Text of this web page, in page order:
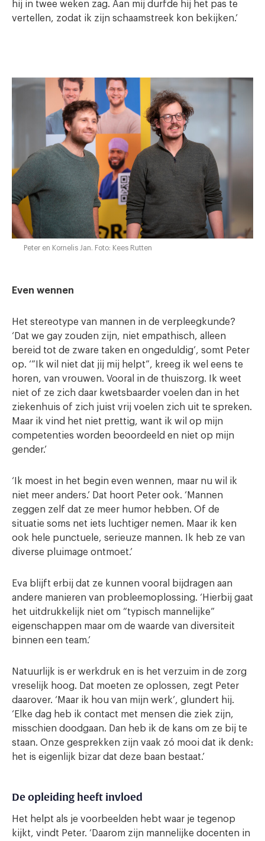
hij in twee weken zag. Aan mij durfde hij het pas te
vertellen, zodat ik zijn schaamstreek kon bekijken.’
Peter en Kornelis Jan. Foto: Kees Rutten
Even wennen
Het stereotype van mannen in de verpleegkunde?
‘Dat we gay zouden zijn, niet empathisch, alleen
bereid tot de zware taken en ongeduldig’, somt Peter
op. ‘”Ik wil niet dat jij mij helpt”, kreeg ik wel eens te
horen, van vrouwen. Vooral in de thuiszorg. Ik weet
niet of ze zich daar kwetsbaarder voelen dan in het
ziekenhuis of zich juist vrij voelen zich uit te spreken.
Maar ik vind het niet prettig, want ik wil op mijn
competenties worden beoordeeld en niet op mijn
gender.’
‘Ik moest in het begin even wennen, maar nu wil ik
niet meer anders.’ Dat hoort Peter ook. ‘Mannen
zeggen zelf dat ze meer humor hebben. Of de
situatie soms net iets luchtiger nemen. Maar ik ken
ook hele punctuele, serieuze mannen. Ik heb ze van
diverse pluimage ontmoet.’
Eva blijft erbij dat ze kunnen vooral bijdragen aan
andere manieren van probleemoplossing. ‘Hierbij gaat
het uitdrukkelijk niet om “typisch mannelijke”
eigenschappen maar om de waarde van diversiteit
binnen een team.’
Natuurlijk is er werkdruk en is het verzuim in de zorg
vreselijk hoog. Dat moeten ze oplossen, zegt Peter
daarover. ‘Maar ik hou van mijn werk’, glundert hij.
‘Elke dag heb ik contact met mensen die ziek zijn,
misschien doodgaan. Dan heb ik de kans om ze bij te
staan. Onze gesprekken zijn vaak zó mooi dat ik denk:
het is eigenlijk bizar dat deze baan bestaat.’
De opleiding heeft invloed
Het helpt als je voorbeelden hebt waar je tegenop
kijkt, vindt Peter. ‘Daarom zijn mannelijke docenten in